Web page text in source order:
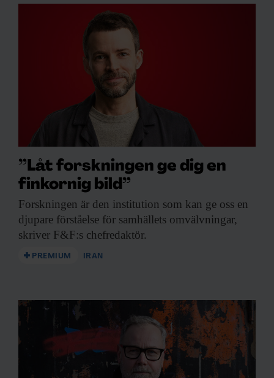
”Låt forskningen ge dig en
finkornig bild”
Forskningen är den institution som kan ge oss en
djupare förståelse för samhällets omvälvningar,
skriver F&F:s chefredaktör.
PREMIUM IRAN